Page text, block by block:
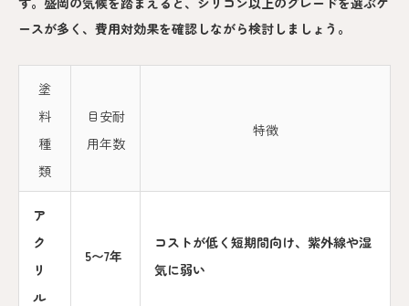
ースが多く、費用対効果を確認しながら検討しましょう。
塗
料
種
類
目安耐
用年数
特徴
ア
ク
リ
ル
5〜7年
コストが低く短期間向け、紫外線や湿
気に弱い